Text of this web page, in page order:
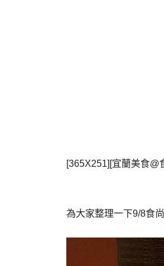
[365X251][宜蘭美食
為大家整理一下9/8食